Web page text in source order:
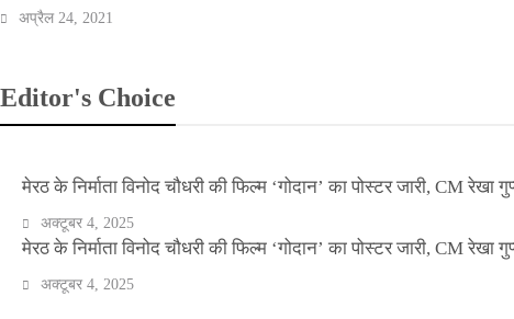
अप्रैल 24, 2021
Editor's Choice
मेरठ के निर्माता विनोद चौधरी की फिल्म ‘गोदान’ का पोस्टर जारी, CM
अक्टूबर 4, 2025
मेरठ के निर्माता विनोद चौधरी की फिल्म ‘गोदान’ का पोस्टर जारी, CM
अक्टूबर 4, 2025